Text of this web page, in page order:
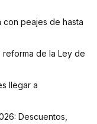
con peajes de hasta
reforma de la Ley de
llegar a
Descuentos,